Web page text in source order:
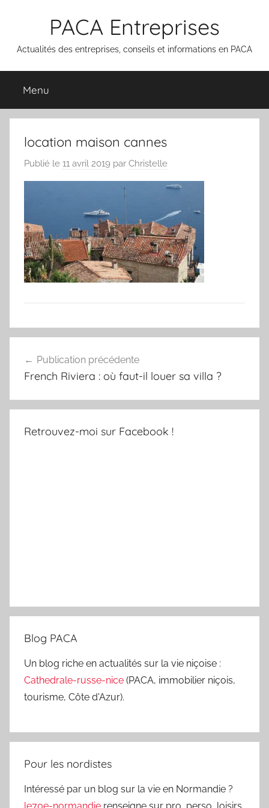
PACA Entreprises
Actualités des entreprises, conseils et informations en PACA
Menu
location maison cannes
Publié le 11 avril 2019 par Christelle
de
Publication précédente
French Riviera : où faut-il louer sa villa ?
Retrouvez-moi sur Facebook !
Blog PACA
Un blog riche en actualités sur la vie niçoise :
Cathedrale-russe-nice (PACA, immobilier niçois,
tourisme, Côte d'Azur).
Pour les nordistes
Intéressé par un blog sur la vie en Normandie ?